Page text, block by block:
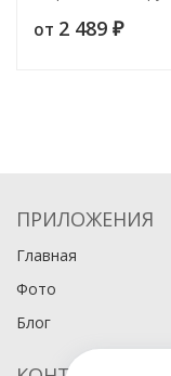
от 2 489 ₽
ПРИЛОЖЕНИЯ
Главная
Фото
Блог